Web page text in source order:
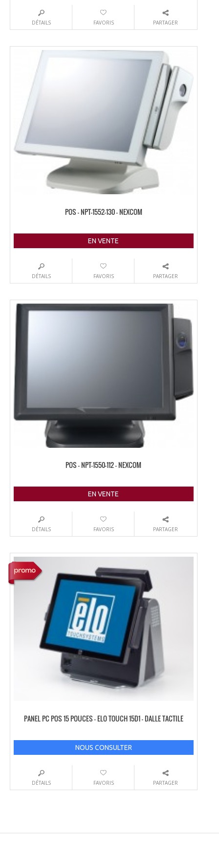
DÉTAILS FAVORIS PARTAGER
POS – NPT-1552-130 – NEXCOM
EN VENTE
DÉTAILS FAVORIS PARTAGER
POS – NPT-1550-112 – NEXCOM
EN VENTE
DÉTAILS FAVORIS PARTAGER
PANEL PC POS 15 POUCES – ELO TOUCH 15D1 – DALLE TACTILE
NOUS CONSULTER
DÉTAILS FAVORIS PARTAGER